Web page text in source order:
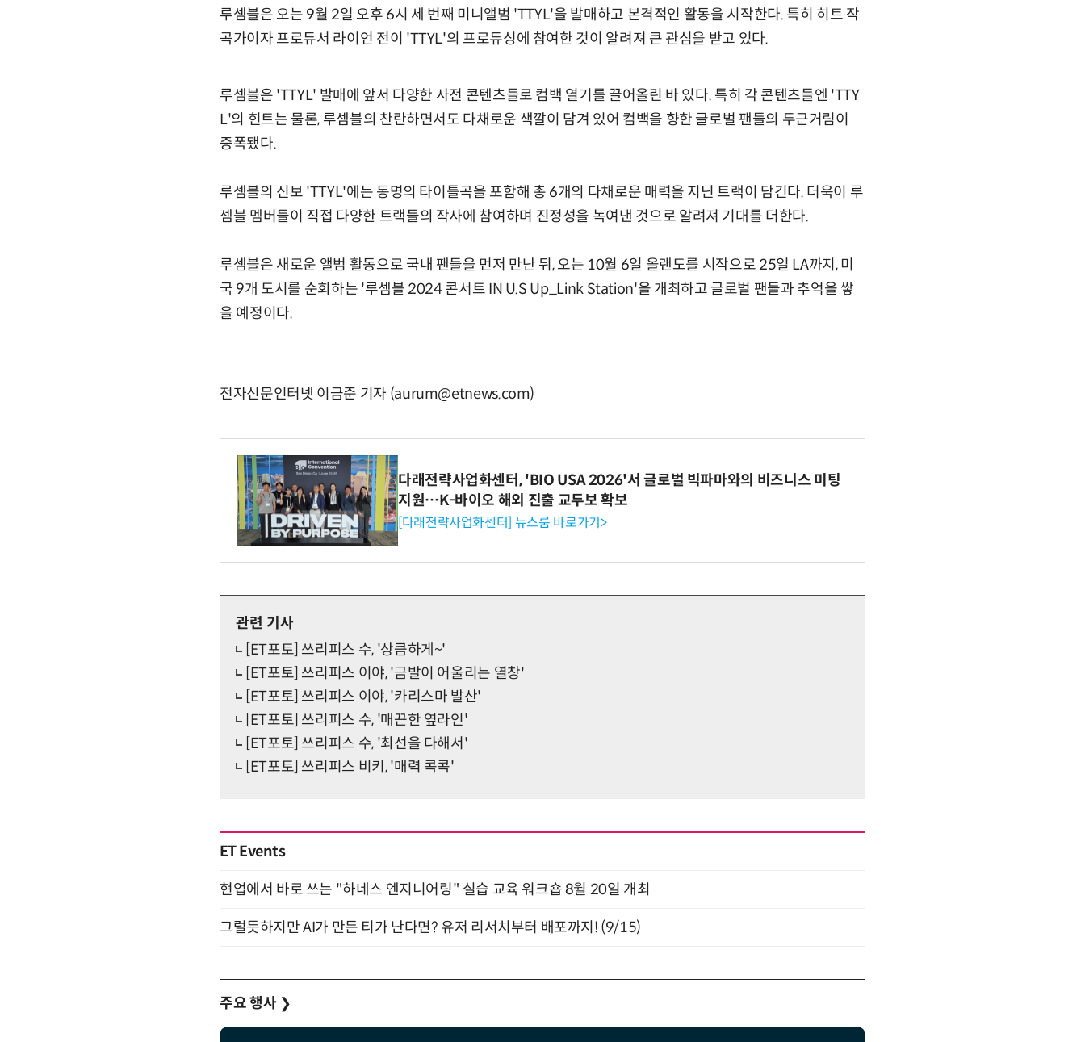
루셈블은 오는 9월 2일 오후 6시 세 번째 미니앨범 'TTYL'을 발매하고 본격적인 활동을 시작한다. 특히 히트 작
곡가이자 프로듀서 라이언 전이 'TTYL'의 프로듀싱에 참여한 것이 알려져 큰 관심을 받고 있다.
루셈블은 'TTYL' 발매에 앞서 다양한 사전 콘텐츠들로 컴백 열기를 끌어올린 바 있다. 특히 각 콘텐츠들엔 'TTY
L'의 힌트는 물론, 루셈블의 찬란하면서도 다채로운 색깔이 담겨 있어 컴백을 향한 글로벌 팬들의 두근거림이
증폭됐다.
루셈블의 신보 'TTYL'에는 동명의 타이틀곡을 포함해 총 6개의 다채로운 매력을 지닌 트랙이 담긴다. 더욱이 루
셈블 멤버들이 직접 다양한 트랙들의 작사에 참여하며 진정성을 녹여낸 것으로 알려져 기대를 더한다.
루셈블은 새로운 앨범 활동으로 국내 팬들을 먼저 만난 뒤, 오는 10월 6일 올랜도를 시작으로 25일 LA까지, 미
국 9개 도시를 순회하는 '루셈블 2024 콘서트 IN U.S Up_Link Station'을 개최하고 글로벌 팬들과 추억을 쌓
을 예정이다.
전자신문인터넷 이금준 기자 (aurum@etnews.com)
다래전략사업화센터, 'BIO USA 2026'서 글로벌 빅파마와의 비즈니스 미팅
지원…K-바이오 해외 진출 교두보 확보
[다래전략사업화센터] 뉴스룸 바로가기>
관련 기사
[ET포토] 쓰리피스 수, '상큼하게~'
[ET포토] 쓰리피스 이야, '금발이 어울리는 열창'
[ET포토] 쓰리피스 이야, '카리스마 발산'
[ET포토] 쓰리피스 수, '매끈한 옆라인'
[ET포토] 쓰리피스 수, '최선을 다해서'
[ET포토] 쓰리피스 비키, '매력 콕콕'
ET Events
현업에서 바로 쓰는 "하네스 엔지니어링" 실습 교육 워크숍 8월 20일 개최
그럴듯하지만 AI가 만든 티가 난다면? 유저 리서치부터 배포까지! (9/15)
주요 행사 ❯